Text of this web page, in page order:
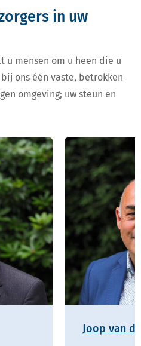
in uw
mensen om u heen die u
ons één vaste, betrokken
omgeving; uw steun en
Joop van